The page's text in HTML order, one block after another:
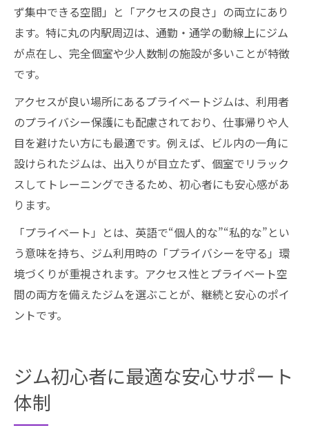
ず集中できる空間」と「アクセスの良さ」の両立にあり
ます。特に丸の内駅周辺は、通勤・通学の動線上にジム
が点在し、完全個室や少人数制の施設が多いことが特徴
です。
アクセスが良い場所にあるプライベートジムは、利用者
のプライバシー保護にも配慮されており、仕事帰りや人
目を避けたい方にも最適です。例えば、ビル内の一角に
設けられたジムは、出入りが目立たず、個室でリラック
スしてトレーニングできるため、初心者にも安心感があ
ります。
「プライベート」とは、英語で“個人的な”“私的な”とい
う意味を持ち、ジム利用時の「プライバシーを守る」環
境づくりが重視されます。アクセス性とプライベート空
間の両方を備えたジムを選ぶことが、継続と安心のポイ
ントです。
ジム初心者に最適な安心サポート
体制